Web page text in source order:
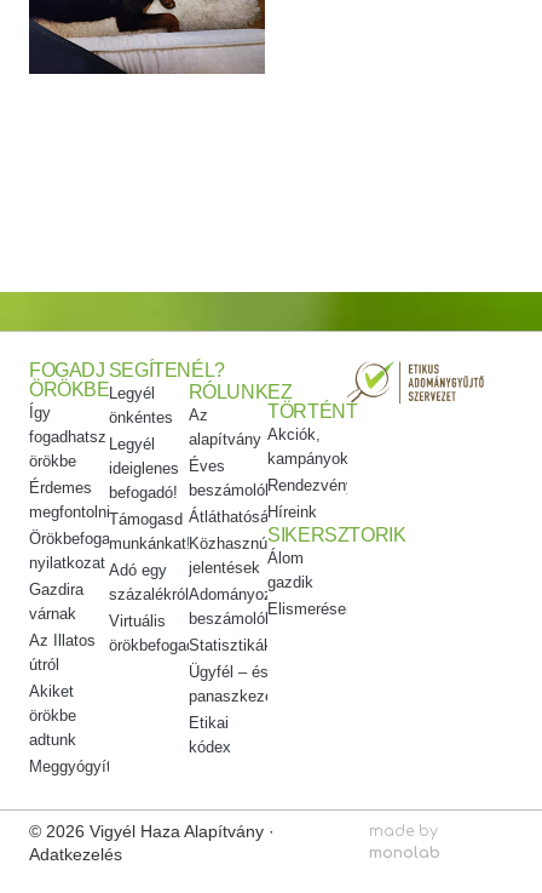
FOGADJ
ÖRÖKBE
Így
fogadhatsz
örökbe
Érdemes
megfontolni
Örökbefogadói
nyilatkozat
Gazdira
várnak
Az Illatos
útról
Akiket
örökbe
adtunk
Meggyógyítottuk
SEGÍTENÉL?
Legyél
önkéntes
Legyél
ideiglenes
befogadó!
Támogasd
munkánkat!
Adó egy
százalékról
Virtuális
örökbefogadás
RÓLUNK
Az
alapítvány
Éves
beszámolók
Átláthatóság
Közhasznúsági
jelentések
Adományozási
beszámolók
Statisztikák
Ügyfél – és
panaszkezelés
Etikai
kódex
EZ
TÖRTÉNT
Akciók,
kampányok
Rendezvényeink
Híreink
SIKERSZTORIK
Álom
gazdik
Elismeréseink
© 2026 Vigyél Haza Alapítvány ·
Adatkezelés
made by
monolab